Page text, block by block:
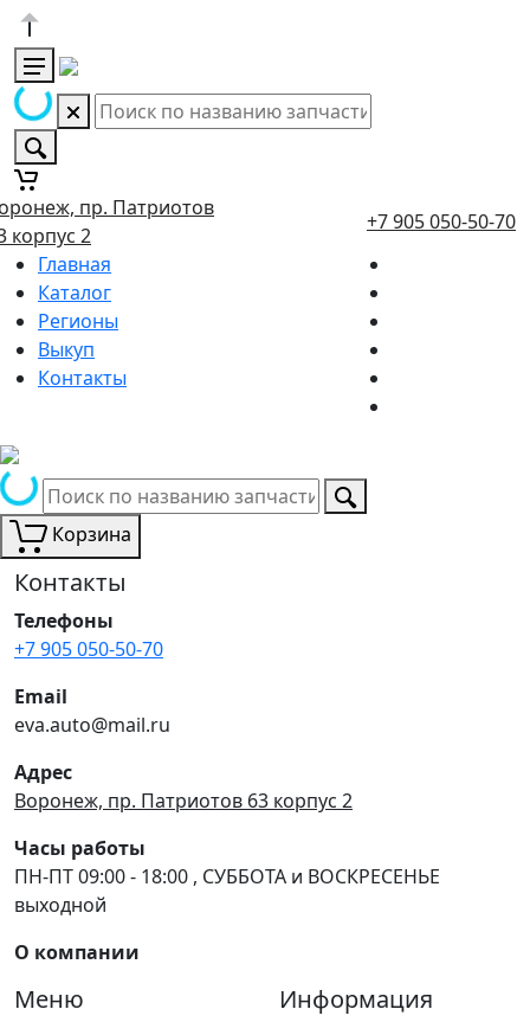
пр. Патриотов
корпус 2
+7 905 050-50-70
Главная
Каталог
Регионы
Выкуп
Контакты
Корзина
Контакты
Телефоны
+7 905 050-50-70
Email
eva.auto@mail.ru
Адрес
Воронеж, пр. Патриотов 63 корпус 2
Часы работы
ПН-ПТ 09:00 - 18:00 , СУББОТА и ВОСКРЕСЕНЬЕ
выходной
О компании
Меню Информация